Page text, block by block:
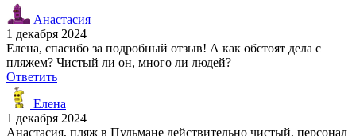
Анастасия
1 декабря 2024
Елена, спасибо за подробный отзыв! А как обстоят дела с
пляжем? Чистый ли он, много ли людей?
Ответить
Елена
1 декабря 2024
Анастасия, пляж в Пульмане действительно чистый, персонал